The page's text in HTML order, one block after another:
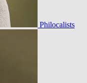
Philocalists